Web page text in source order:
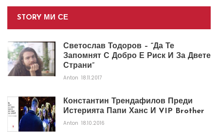
STORY МИ СЕ
Светослав Тодоров – “Да Те
Запомнят С Добро Е Риск И За Двете
Страни”
Anton 18.11.2017
Константин Трендафилов Преди
Истерията Папи Ханс И VIP Brother
Anton 18.10.2016